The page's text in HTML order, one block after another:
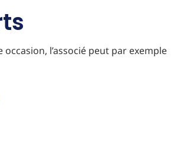
l’associé peut par exemple